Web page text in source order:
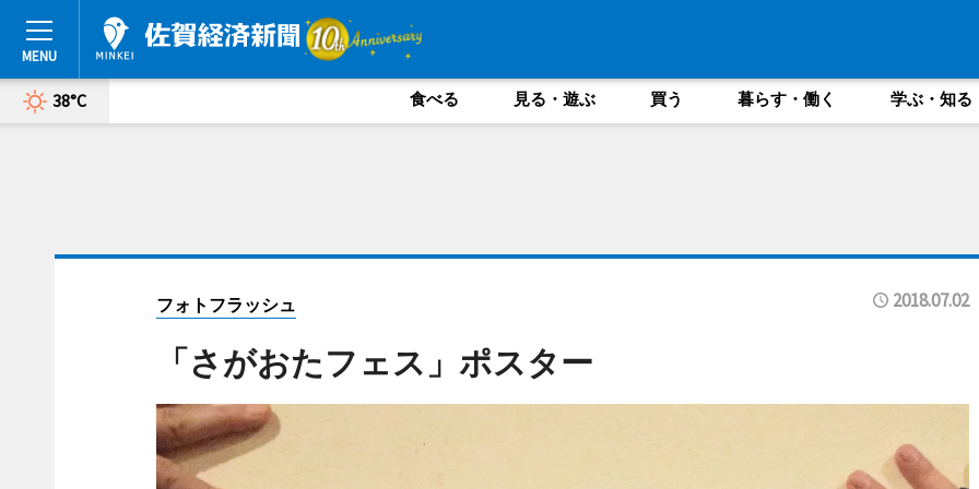
38°C 食べる 見る・遊ぶ 買う 暮らす・働く 学ぶ・知る
フォトフラッシュ 2018.07.02
「さがおたフェス」ポスター